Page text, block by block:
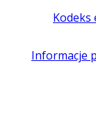
Kodeks
Informacje